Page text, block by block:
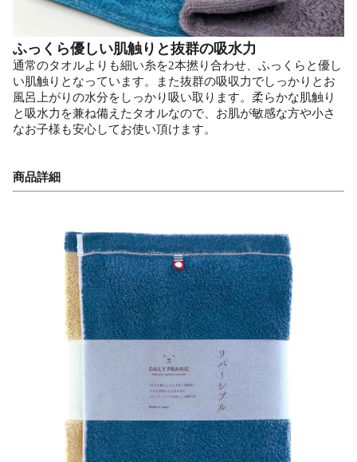
ふっくら優しい肌触りと抜群の吸水力
通常のタオルよりも細い糸を2本撚り合わせ、ふっくらと優し
い肌触りとなっています。また抜群の吸収力でしっかりとお
風呂上がりの水分をしっかり吸い取ります。柔らかな肌触り
と吸水力を兼ね備えたタオルなので、お肌が敏感な方や小さ
なお子様も安心してお使い頂けます。
商品詳細